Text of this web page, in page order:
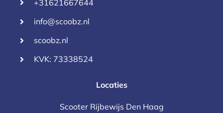
+31621667644
info@scoobz.nl
scoobz.nl
KVK: 73338524
Locaties
Scooter Rijbewijs Den Haag